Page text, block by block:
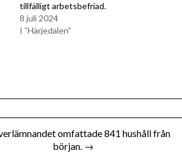
tillfälligt arbetsbefriad.
8 juli 2024
I ”Härjedalen”
omfattade 841 hushåll från
början. →